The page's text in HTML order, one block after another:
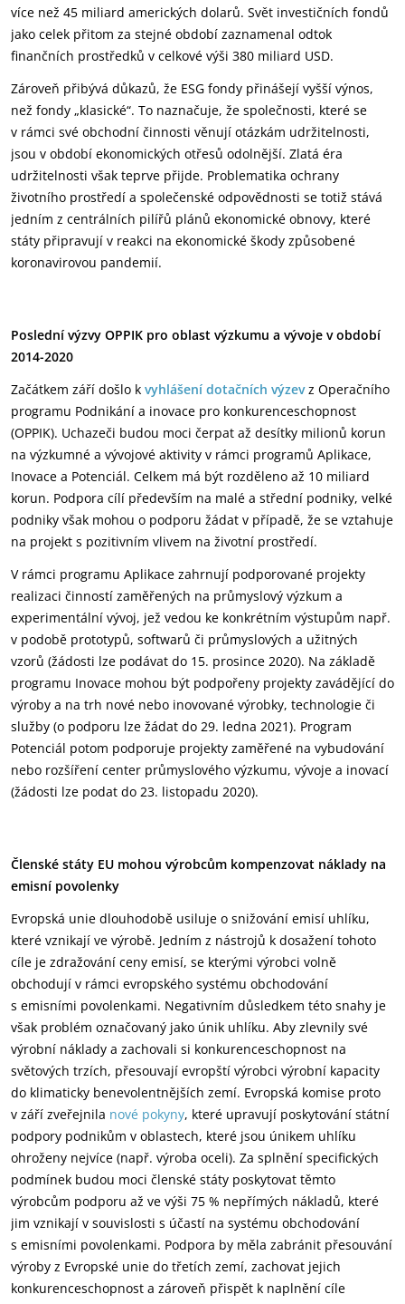
více než 45 miliard amerických dolarů. Svět investičních fondů
jako celek přitom za stejné období zaznamenal odtok
finančních prostředků v celkové výši 380 miliard USD.
Zároveň přibývá důkazů, že ESG fondy přinášejí vyšší výnos,
než fondy „klasické“. To naznačuje, že společnosti, které se
v rámci své obchodní činnosti věnují otázkám udržitelnosti,
jsou v období ekonomických otřesů odolnější. Zlatá éra
udržitelnosti však teprve přijde. Problematika ochrany
životního prostředí a společenské odpovědnosti se totiž stává
jedním z centrálních pilířů plánů ekonomické obnovy, které
státy připravují v reakci na ekonomické škody způsobené
koronavirovou pandemií.
Poslední výzvy OPPIK pro oblast výzkumu a vývoje v období
2014-2020
Začátkem září došlo k vyhlášení dotačních výzevz Operačního
programu Podnikání a inovace pro konkurenceschopnost
(OPPIK). Uchazeči budou moci čerpat až desítky milionů korun
na výzkumné a vývojové aktivity v rámci programů Aplikace,
Inovace a Potenciál. Celkem má být rozděleno až 10 miliard
korun. Podpora cílí především na malé a střední podniky, velké
podniky však mohou o podporu žádat v případě, že se vztahuje
na projekt s pozitivním vlivem na životní prostředí.
V rámci programu Aplikace zahrnují podporované projekty
realizaci činností zaměřených na průmyslový výzkum a
experimentální vývoj, jež vedou ke konkrétním výstupům např.
v podobě prototypů, softwarů či průmyslových a užitných
vzorů (žádosti lze podávat do 15. prosince 2020). Na základě
programu Inovace mohou být podpořeny projekty zavádějící do
výroby a na trh nové nebo inovované výrobky, technologie či
služby (o podporu lze žádat do 29. ledna 2021). Program
Potenciál potom podporuje projekty zaměřené na vybudování
nebo rozšíření center průmyslového výzkumu, vývoje a inovací
(žádosti lze podat do 23. listopadu 2020).
Členské státy EU mohou výrobcům kompenzovat náklady na
emisní povolenky
Evropská unie dlouhodobě usiluje o snižování emisí uhlíku,
které vznikají ve výrobě. Jedním z nástrojů k dosažení tohoto
cíle je zdražování ceny emisí, se kterými výrobci volně
obchodují v rámci evropského systému obchodování
s emisními povolenkami. Negativním důsledkem této snahy je
však problém označovaný jako únik uhlíku. Aby zlevnily své
výrobní náklady a zachovali si konkurenceschopnost na
světových trzích, přesouvají evropští výrobci výrobní kapacity
do klimaticky benevolentnějších zemí. Evropská komise proto
v září zveřejnila nové pokyny, které upravují poskytování státní
podpory podnikům v oblastech, které jsou únikem uhlíku
ohroženy nejvíce (např. výroba oceli). Za splnění specifických
podmínek budou moci členské státy poskytovat těmto
výrobcům podporu až ve výši 75 % nepřímých nákladů, které
jim vznikají v souvislosti s účastí na systému obchodování
s emisními povolenkami. Podpora by měla zabránit přesouvání
výroby z Evropské unie do třetích zemí, zachovat jejich
konkurenceschopnost a zároveň přispět k naplnění cíle